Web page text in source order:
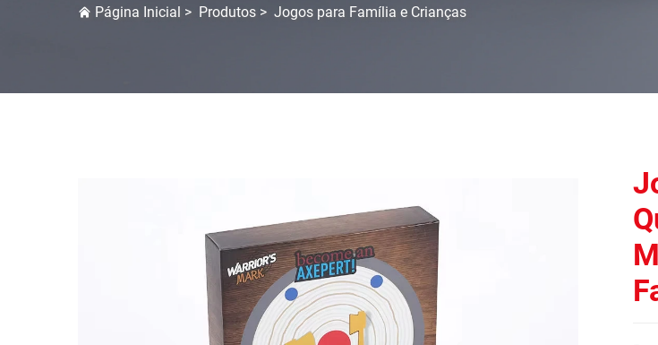
Página Inicial > Produtos > Jogos para Família e Crianças